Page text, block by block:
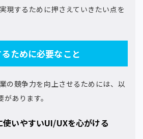
現するために押さえていきたい点を
ために必要なこと
の競争力を向上させるためには、以
あります。
いやすいUI/UXを心がける